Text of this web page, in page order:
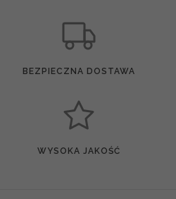
BEZPIECZNA DOSTAWA
WYSOKA JAKOŚĆ